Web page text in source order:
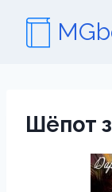
содержимому
Шёпот